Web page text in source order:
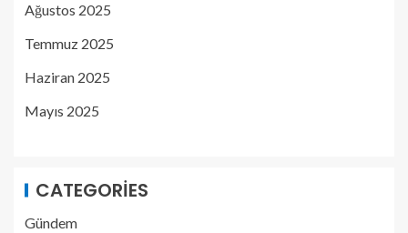
Ağustos 2025
Temmuz 2025
Haziran 2025
Mayıs 2025
CATEGORIES
Gündem